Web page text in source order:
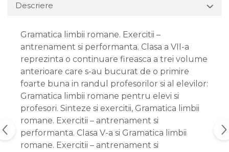
Descriere
Gramatica limbii romane. Exercitii –
antrenament si performanta. Clasa a VII-a
reprezinta o continuare fireasca a trei volume
anterioare care s-au bucurat de o primire
foarte buna in randul profesorilor si al elevilor:
Gramatica limbii romane pentru elevi si
profesori. Sinteze si exercitii, Gramatica limbii
romane. Exercitii – antrenament si
performanta. Clasa V-a si Gramatica limbii
romane. Exercitii – antrenament si